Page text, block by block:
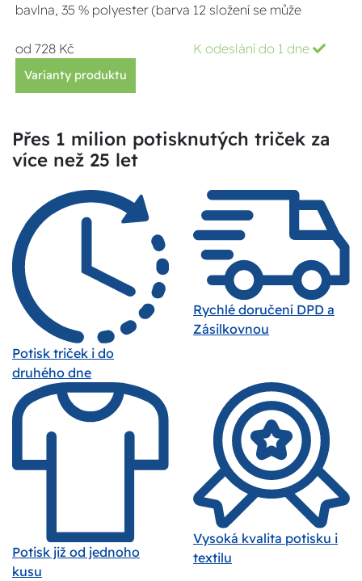
bavlna, 35 % polyester (barva 12 složení se může
od 728 Kč K odeslání do 1 dne
Varianty produktu
Přes 1 milion potisknutých triček za
více než 25 let
Potisk triček i do
druhého dne
Rychlé doručení DPD a
Zásilkovnou
Potisk již od jednoho
kusu
Vysoká kvalita potisku i
textilu